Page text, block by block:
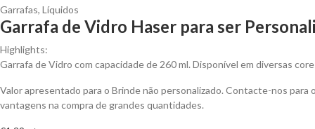
Garrafas, Líquidos
Garrafa de Vidro Haser para ser
Highlights:
Garrafa de Vidro com capacidade de 260 ml. Disponível em diversas
Valor apresentado para o Brinde não personalizado. Contacte-nos para
vantagens na compra de grandes quantidades.